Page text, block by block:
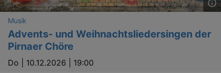
Musik
Advents- und Weihnachtsliedersingen der
Pirnaer Chöre
Do | 10.12.2026 | 19:00